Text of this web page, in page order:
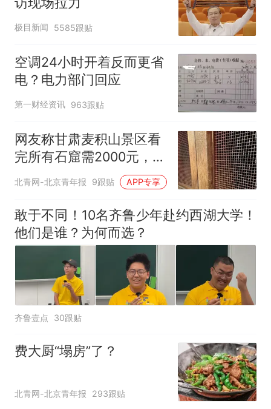
极目新闻 5585跟贴
空调24小时开着反而更省
电？电力部门回应
第一财经资讯 963跟贴
网友称甘肃麦积山景区看
完所有石窟需2000元，景
区：部分石窟受特别保
北青网-北京青年报 9跟贴 APP专享
敢于不同！10名齐鲁少年赴约西湖大学！
他们是谁？为何而选？
齐鲁壹点 30跟贴
费大厨“塌房”了？
北青网-北京青年报 293跟贴